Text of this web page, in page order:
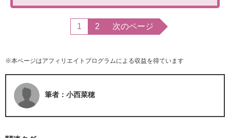
1 2 次のページ
※本ページはアフィリエイトプログラムによる収益を得ています
筆者：小西菜穂